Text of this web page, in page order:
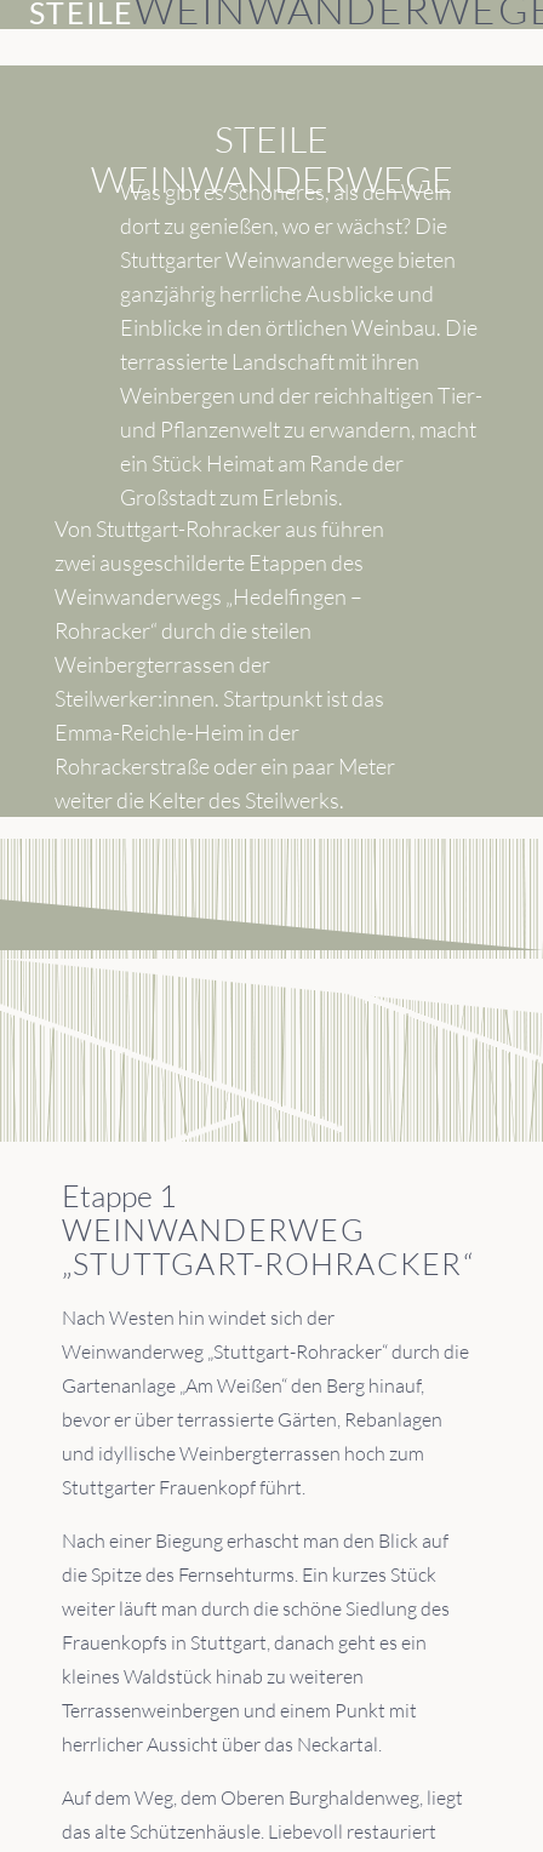
STEILE
STEILE
WEINWANDERWEGE
Was gibt es Schöneres, als den Wein
dort zu genießen, wo er wächst? Die
Stuttgarter Weinwanderwege bieten
ganzjährig herrliche Ausblicke und
Einblicke in den örtlichen Weinbau. Die
terrassierte Landschaft mit ihren
Weinbergen und der reichhaltigen Tier-
und Pflanzenwelt zu erwandern, macht
ein Stück Heimat am Rande der
Großstadt zum Erlebnis.
Von Stuttgart-Rohracker aus führen
zwei ausgeschilderte Etappen des
Weinwanderwegs „Hedelfingen –
Rohracker“ durch die steilen
Weinbergterrassen der
Steilwerker:innen. Startpunkt ist das
Emma-Reichle-Heim in der
Rohrackerstraße oder ein paar Meter
weiter die Kelter des Steilwerks.
Etappe 1
WEINWANDERWEG
„STUTTGART-ROHRACKER“
Nach Westen hin windet sich der
Weinwanderweg „Stuttgart-Rohracker“ durch die
Gartenanlage „Am Weißen“ den Berg hinauf,
bevor er über terrassierte Gärten, Rebanlagen
und idyllische Weinbergterrassen hoch zum
Stuttgarter Frauenkopf führt.
Nach einer Biegung erhascht man den Blick auf
die Spitze des Fernsehturms. Ein kurzes Stück
weiter läuft man durch die schöne Siedlung des
Frauenkopfs in Stuttgart, danach geht es ein
kleines Waldstück hinab zu weiteren
Terrassenweinbergen und einem Punkt mit
herrlicher Aussicht über das Neckartal.
Auf dem Weg, dem Oberen Burghaldenweg, liegt
das alte Schützenhäusle. Liebevoll restauriert